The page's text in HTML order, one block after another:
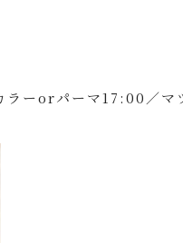
ーorパーマ17:00／マ